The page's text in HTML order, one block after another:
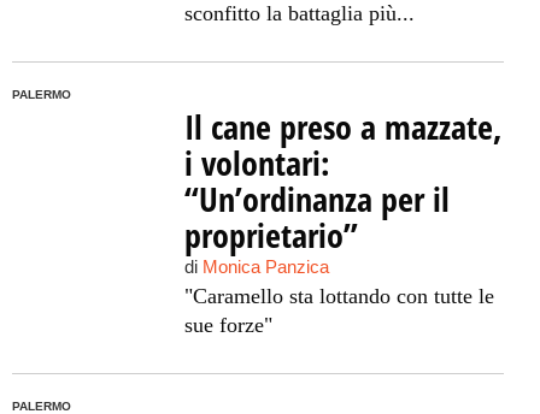
sconfitto la battaglia più...
PALERMO
Il cane preso a mazzate,
i volontari:
“Un’ordinanza per il
proprietario”
di Monica Panzica
"Caramello sta lottando con tutte le
sue forze"
PALERMO